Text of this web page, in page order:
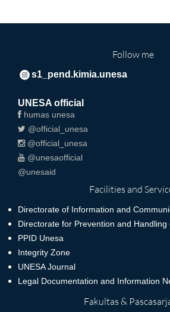
Follow me
s1_pend.kimia.unesa
UNESA official
humas unesa
@official_unesa
@official_unesa
@unesaofficial
@unesaid
Facilities and
Directorate of Information and
Directorate for Prevention and
PPID Unesa
Integrity Zone
UNESA Journal
Legal Documentation and Information
Fakultas &